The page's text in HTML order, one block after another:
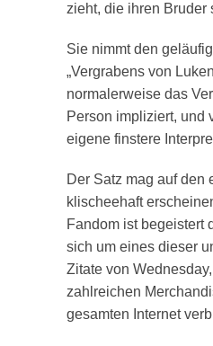
zieht, die ihren Bruder
Sie nimmt den
„Vergrabens von
normalerweise das
Person impliziert, und
eigene finstere
Der Satz mag auf den
klischeehaft
Fandom ist begeistert
sich um eines dieser
Zitate von
zahlreichen
gesamten Internet